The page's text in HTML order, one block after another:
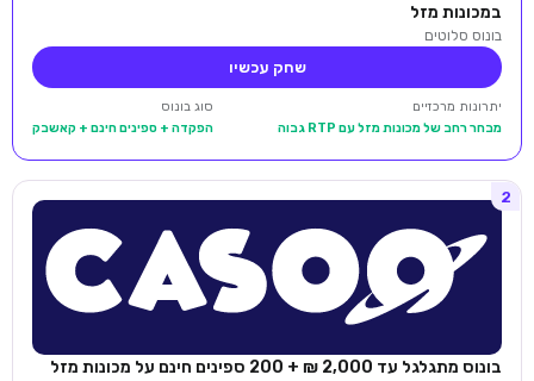
במכונות מזל
בונוס סלוטים
שחק עכשיו
יתרונות מרכזיים
מבחר רחב של מכונות מזל עם RTP גבוה
סוג בונוס
הפקדה + ספינים חינם + קאשבק
2
בונוס מתגלגל עד 2,000 ₪ + 200 ספינים חינם על מכונות מזל